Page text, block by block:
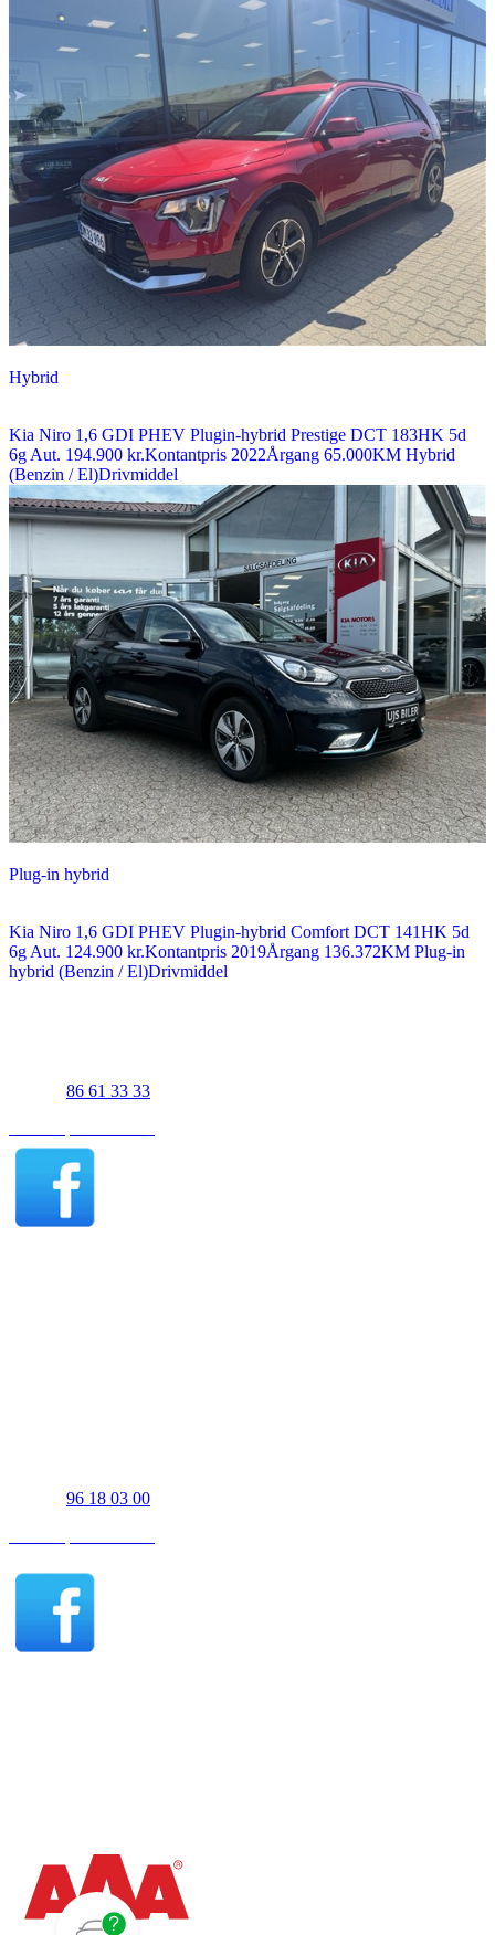
Hybrid
Kia Niro 1,6 GDI PHEV Plugin-hybrid Prestige DCT 183HK 5d
6g Aut. 194.900 kr.Kontantpris 2022Årgang 65.000KM Hybrid
(Benzin / El)Drivmiddel
Plug-in hybrid
Kia Niro 1,6 GDI PHEV Plugin-hybrid Comfort DCT 141HK 5d
6g Aut. 124.900 kr.Kontantpris 2019Årgang 136.372KM Plug-in
hybrid (Benzin / El)Drivmiddel
86 61 33 33
96 18 03 00